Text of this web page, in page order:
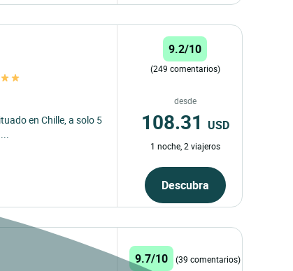
en Chille, a solo 5
9.2/10
(249 comentarios)
desde
108.31 USD
1 noche, 2 viajeros
Descubra
9.7/10 (39 comentarios)